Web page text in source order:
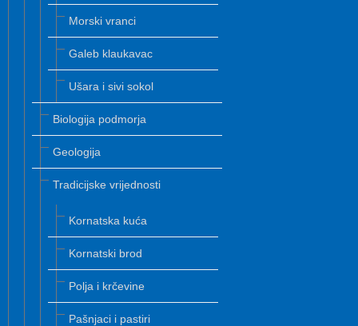
Morski vranci
Galeb klaukavac
Ušara i sivi sokol
Biologija podmorja
Geologija
Tradicijske vrijednosti
Kornatska kuća
Kornatski brod
Polja i krčevine
Pašnjaci i pastiri